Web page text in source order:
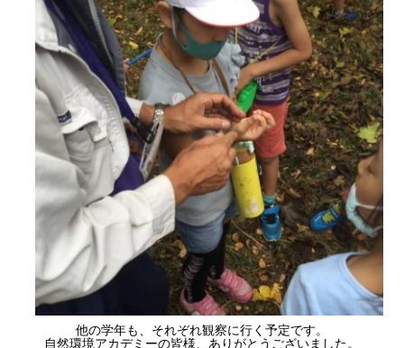
他の学年も、それぞれ観察に行く予定です。
自然環境アカデミーの皆様、ありがとうございました。